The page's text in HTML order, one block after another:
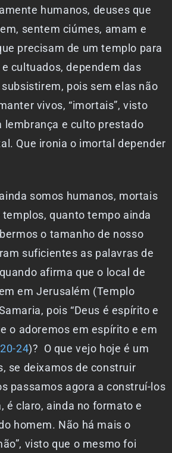
humanos, deuses que
sentem ciúmes, amam e
precisam de um templo para
cultuados, dependem das
pois sem elas não
vivos, “imortais”, visto
lembrança e culto prestado
Que ironia o imortal depender
somos humanos, mortais
quanto tempo ainda
o tamanho de nosso
suficientes as palavras de
afirma que o local de
em Jerusalém (Templo
pois “Deus é espírito e
o adoremos em espírito e em
24)? O que vejo hoje é um
se deixamos de construir
passamos agora a construí-los
é claro, ainda no formato e
homem. Não há mais o
visto que o mesmo foi